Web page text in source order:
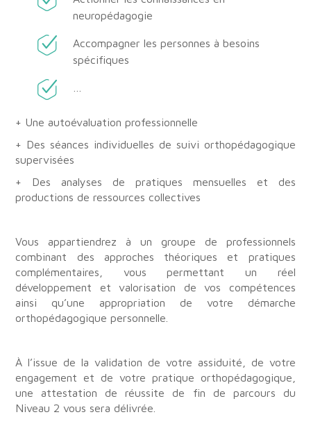
neuropédagogie
Accompagner les personnes à besoins
spécifiques
+ Une autoévaluation professionnelle
+ Des séances individuelles de suivi orthopédagogique
supervisées
+ Des analyses de pratiques mensuelles et des
productions de ressources collectives
Vous appartiendrez à un groupe de professionnels
combinant des approches théoriques et pratiques
complémentaires, vous permettant un réel
développement et valorisation de vos compétences
ainsi qu’une appropriation de votre démarche
orthopédagogique personnelle.
À l’issue de la validation de votre assiduité, de votre
engagement et de votre pratique orthopédagogique,
une attestation de réussite de fin de parcours du
Niveau 2 vous sera délivrée.